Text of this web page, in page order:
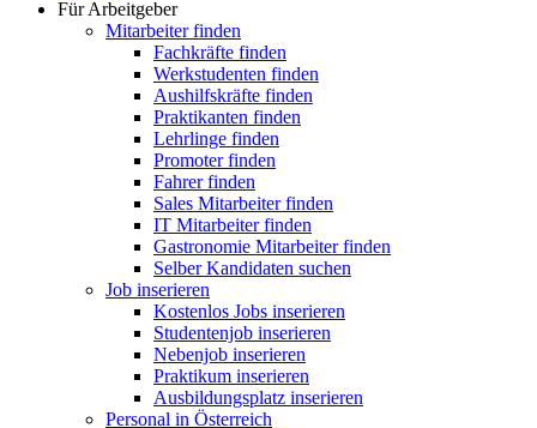
Für Arbeitgeber
Mitarbeiter finden
Fachkräfte finden
Werkstudenten finden
Aushilfskräfte finden
Praktikanten finden
Lehrlinge finden
Promoter finden
Fahrer finden
Sales Mitarbeiter finden
IT Mitarbeiter finden
Gastronomie Mitarbeiter finden
Selber Kandidaten suchen
Job inserieren
Kostenlos Jobs inserieren
Studentenjob inserieren
Nebenjob inserieren
Praktikum inserieren
Ausbildungsplatz inserieren
Personal in Österreich